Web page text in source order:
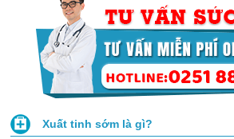
Xuất tinh sớm là gì?